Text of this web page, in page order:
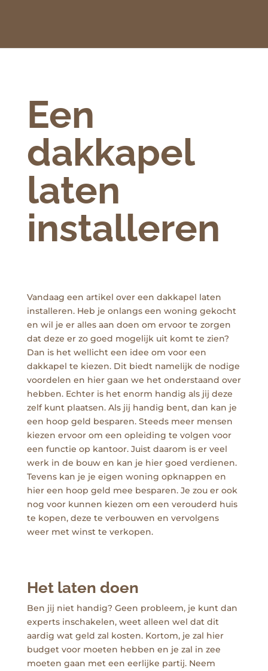
Een
dakkapel
laten
installeren
Vandaag een artikel over een dakkapel laten
installeren. Heb je onlangs een woning gekocht
en wil je er alles aan doen om ervoor te zorgen
dat deze er zo goed mogelijk uit komt te zien?
Dan is het wellicht een idee om voor een
dakkapel te kiezen. Dit biedt namelijk de nodige
voordelen en hier gaan we het onderstaand over
hebben. Echter is het enorm handig als jij deze
zelf kunt plaatsen. Als jij handig bent, dan kan je
een hoop geld besparen. Steeds meer mensen
kiezen ervoor om een opleiding te volgen voor
een functie op kantoor. Juist daarom is er veel
werk in de bouw en kan je hier goed verdienen.
Tevens kan je je eigen woning opknappen en
hier een hoop geld mee besparen. Je zou er ook
nog voor kunnen kiezen om een verouderd huis
te kopen, deze te verbouwen en vervolgens
weer met winst te verkopen.
Het laten doen
Ben jij niet handig? Geen probleem, je kunt dan
experts inschakelen, weet alleen wel dat dit
aardig wat geld zal kosten. Kortom, je zal hier
budget voor moeten hebben en je zal in zee
moeten gaan met een eerlijke partij. Neem